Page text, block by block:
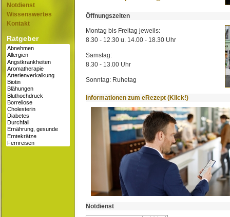
Notdienst
Wissenswertes
Kontakt
Ratgeber
Öffnungszeiten
Montag bis Freitag jeweils:
8.30 - 12.30 u. 14.00 - 18.30 Uhr
Samstag:
8.30 - 13.00 Uhr
Sonntag: Ruhetag
Informationen zum eRezept (Klick!)
Notdienst